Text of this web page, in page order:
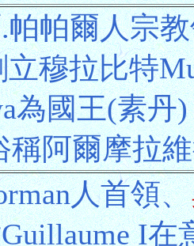
帕帕爾人宗
立穆拉比特
為國王(素丹
稱阿爾摩拉
人首領、
I在